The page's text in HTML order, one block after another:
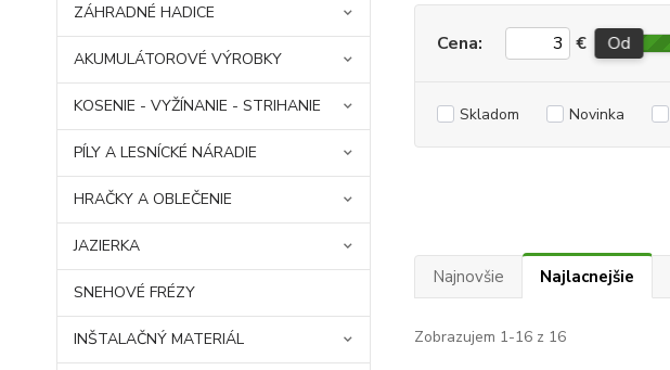
ZÁHRADNÉ HADICE
AKUMULÁTOROVÉ VÝROBKY
KOSENIE - VYŽÍNANIE - STRIHANIE
PÍLY A LESNÍCKÉ NÁRADIE
HRAČKY A OBLEČENIE
JAZIERKA
SNEHOVÉ FRÉZY
INŠTALAČNÝ MATERIÁL
Cena: € Od
Skladom Novinka
Najnovšie Najlacnejšie
Zobrazujem 1-16 z 16